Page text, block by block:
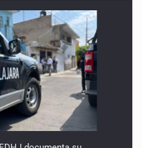
documenta su